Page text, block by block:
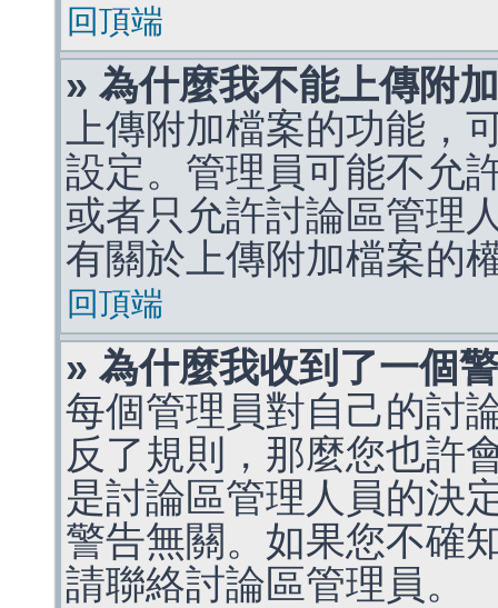
回頂端
» 為什麼我不能上傳附
上傳附加檔案的功能，
設定。管理員可能不允
或者只允許討論區管理
有關於上傳附加檔案的
回頂端
» 為什麼我收到了一個
每個管理員對自己的討
反了規則，那麼您也許
是討論區管理人員的決
警告無關。如果您不確
請聯絡討論區管理員。